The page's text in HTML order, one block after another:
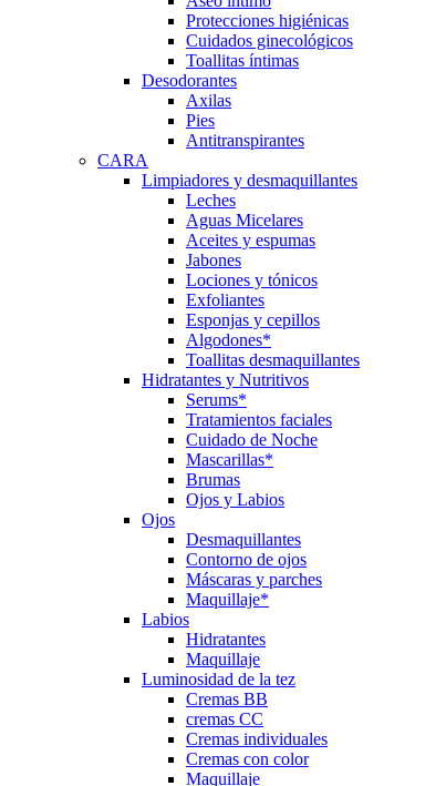
Protecciones higiénicas
Cuidados ginecológicos
Toallitas íntimas
Desodorantes
Axilas
Pies
Antitranspirantes
CARA
Limpiadores y desmaquillantes
Leches
Aguas Micelares
Aceites y espumas
Jabones
Lociones y tónicos
Exfoliantes
Esponjas y cepillos
Algodones*
Toallitas desmaquillantes
Hidratantes y Nutritivos
Serums*
Tratamientos faciales
Cuidado de Noche
Mascarillas*
Brumas
Ojos y Labios
Ojos
Desmaquillantes
Contorno de ojos
Máscaras y parches
Maquillaje*
Labios
Hidratantes
Maquillaje
Luminosidad de la tez
Cremas BB
cremas CC
Cremas individuales
Cremas con color
Maquillaje